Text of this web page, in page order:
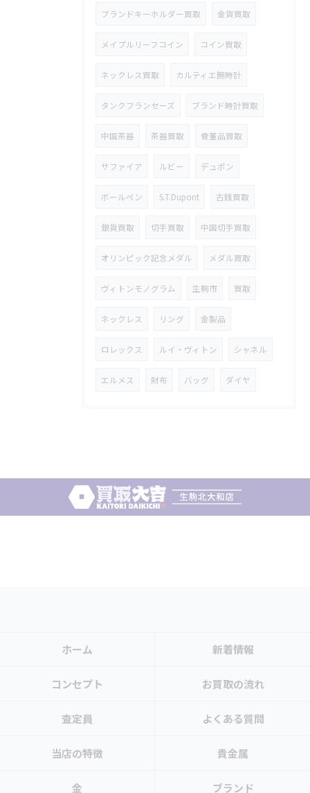
ブランドキーホルダー買取 金貨買取
メイプルリーフコイン コイン買取
ネックレス買取 カルティエ腕時計
タンクフランセーズ ブランド時計買取
中国茶器 茶器買取 骨董品買取
サファイア ルビー デュポン
ボールペン S.T.Dupont 古銭買取
銀貨買取 切手買取 中国切手買取
オリンピック記念メダル メダル買取
ヴィトンモノグラム 生駒市 買取
ネックレス リング 金製品
ロレックス ルイ・ヴィトン シャネル
エルメス 財布 バッグ ダイヤ
ホーム 新着情報
コンセプト お買取の流れ
査定員 よくある質問
当店の特徴 貴金属
金 ブランド